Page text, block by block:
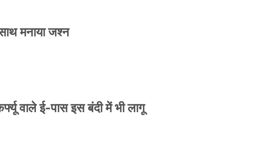
मनाया जश्न
वाले ई-पास इस बंदी में भी लागू